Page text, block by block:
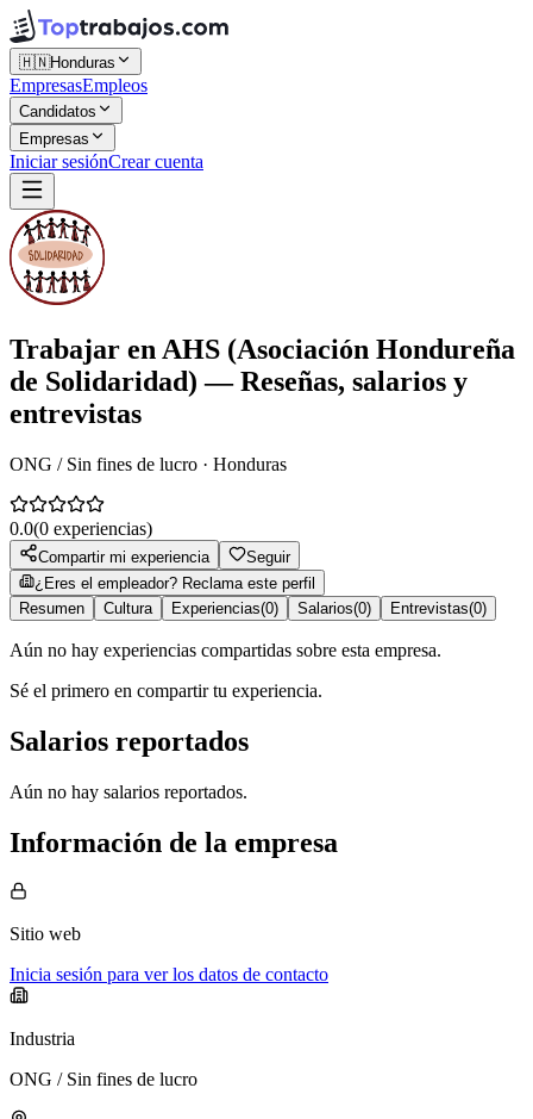
🇭🇳Honduras
EmpresasEmpleos
Candidatos
Empresas
Iniciar sesiónCrear cuenta
Trabajar en AHS (Asociación Hondureña
de Solidaridad) — Reseñas, salarios y
entrevistas
ONG / Sin fines de lucro · Honduras
0.0(0 experiencias)
Compartir mi experiencia
Seguir
¿Eres el empleador? Reclama este perfil
Resumen
Cultura Experiencias(0) Salarios(0) Entrevistas(0)
Aún no hay experiencias compartidas sobre esta empresa.
Sé el primero en compartir tu experiencia.
Salarios reportados
Aún no hay salarios reportados.
Información de la empresa
Sitio web
Inicia sesión para ver los datos de contacto
Industria
ONG / Sin fines de lucro